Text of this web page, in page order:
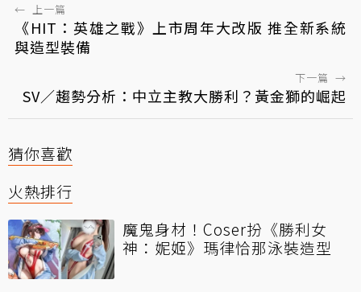
← 上一篇
《HIT：英雄之戰》上市周年大改版 推全新系統
與造型裝備
下一篇 →
SV／趨勢分析：中立主教大勝利？黃金獅的崛起
猜你喜歡
火熱排行
魔鬼身材！Coser扮《勝利女
神：妮姬》瑪律恰那泳裝造型